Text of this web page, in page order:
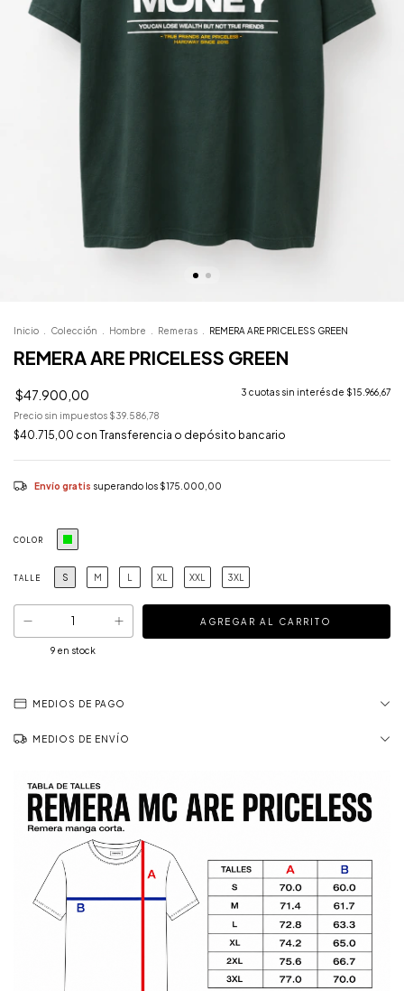
Inicio Colección Hombre Remeras REMERA ARE PRICELESS GREEN
REMERA ARE PRICELESS GREEN
$47.900,00 3 cuotas sin interés de $15.966,67
Precio sin impuestos $39.586,78
$40.715,00 con Transferencia o depósito bancario
Envío gratis superando los $175.000,00
COLOR
TALLE S M L XL XXL 3XL
9 en stock
MEDIOS DE PAGO
MEDIOS DE ENVÍO